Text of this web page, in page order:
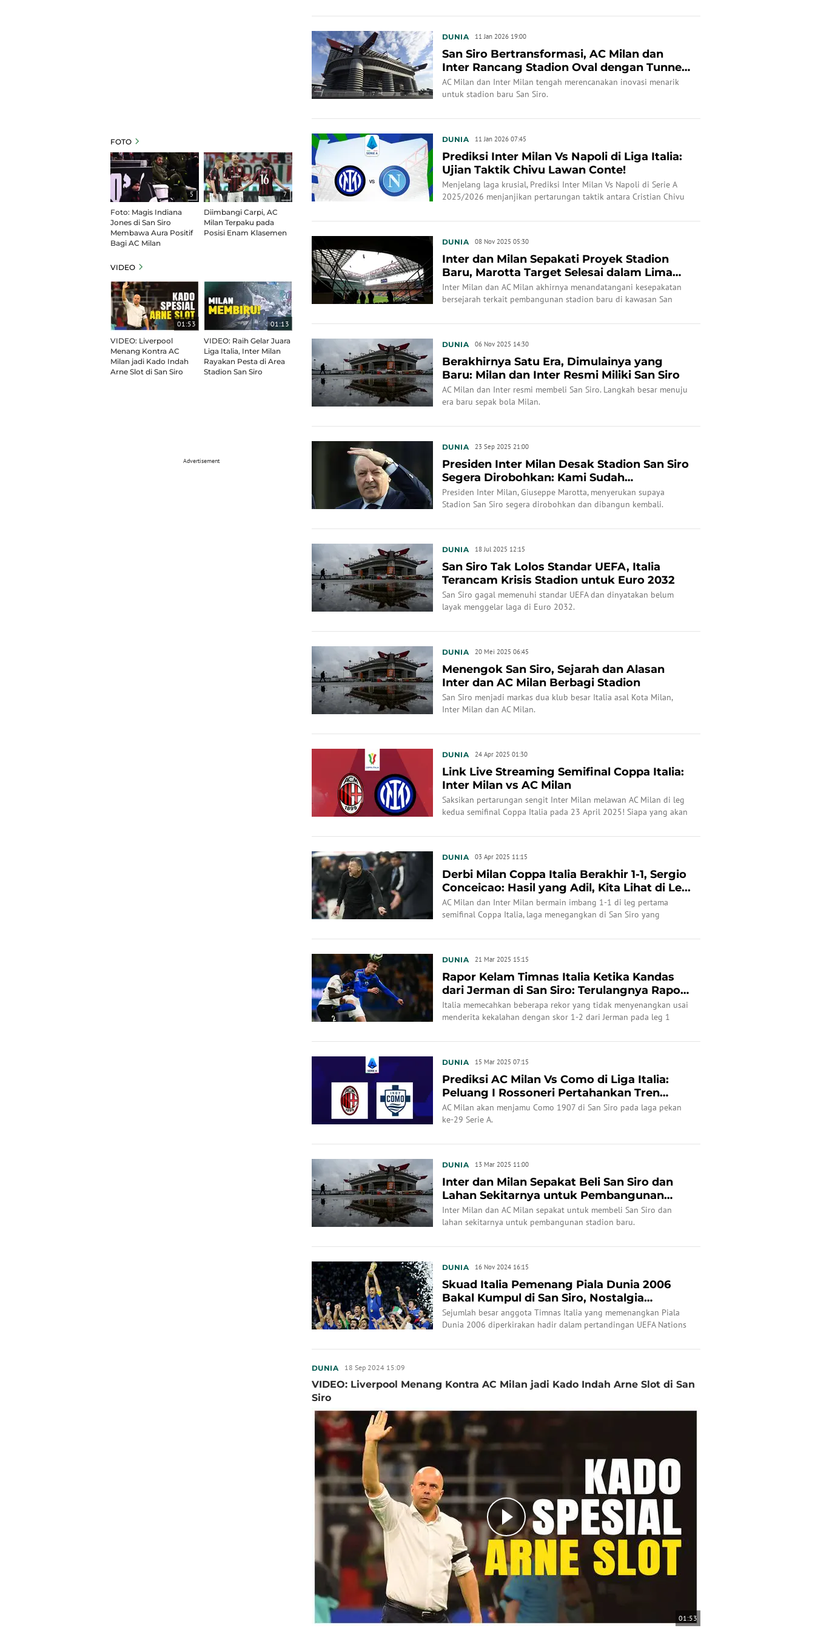
FOTO
5
Foto: Magis Indiana
Jones di San Siro
Membawa Aura Positif
Bagi AC Milan
7
Diimbangi Carpi, AC
Milan Terpaku pada
Posisi Enam Klasemen
VIDEO
01:53
VIDEO: Liverpool
Menang Kontra AC
Milan jadi Kado Indah
Arne Slot di San Siro
01:13
VIDEO: Raih Gelar Juara
Liga Italia, Inter Milan
Rayakan Pesta di Area
Stadion San Siro
Advertisement
DUNIA 11 Jan 2026 19:00
San Siro Bertransformasi, AC Milan dan
Inter Rancang Stadion Oval dengan Tunnel
Club ala M...
AC Milan dan Inter Milan tengah merencanakan inovasi menarik
untuk stadion baru San Siro.
DUNIA 11 Jan 2026 07:45
Prediksi Inter Milan Vs Napoli di Liga Italia:
Ujian Taktik Chivu Lawan Conte!
Menjelang laga krusial, Prediksi Inter Milan Vs Napoli di Serie A
2025/2026 menjanjikan pertarungan taktik antara Cristian Chivu
DUNIA 08 Nov 2025 05:30
Inter dan Milan Sepakati Proyek Stadion
Baru, Marotta Target Selesai dalam Lima
Tahun
Inter Milan dan AC Milan akhirnya menandatangani kesepakatan
bersejarah terkait pembangunan stadion baru di kawasan San
DUNIA 06 Nov 2025 14:30
Berakhirnya Satu Era, Dimulainya yang
Baru: Milan dan Inter Resmi Miliki San Siro
AC Milan dan Inter resmi membeli San Siro. Langkah besar menuju
era baru sepak bola Milan.
DUNIA 23 Sep 2025 21:00
Presiden Inter Milan Desak Stadion San Siro
Segera Dirobohkan: Kami Sudah
Ketinggalan Zama...
Presiden Inter Milan, Giuseppe Marotta, menyerukan supaya
Stadion San Siro segera dirobohkan dan dibangun kembali.
DUNIA 18 Jul 2025 12:15
San Siro Tak Lolos Standar UEFA, Italia
Terancam Krisis Stadion untuk Euro 2032
San Siro gagal memenuhi standar UEFA dan dinyatakan belum
layak menggelar laga di Euro 2032.
DUNIA 20 Mei 2025 06:45
Menengok San Siro, Sejarah dan Alasan
Inter dan AC Milan Berbagi Stadion
San Siro menjadi markas dua klub besar Italia asal Kota Milan,
Inter Milan dan AC Milan.
DUNIA 24 Apr 2025 01:30
Link Live Streaming Semifinal Coppa Italia:
Inter Milan vs AC Milan
Saksikan pertarungan sengit Inter Milan melawan AC Milan di leg
kedua semifinal Coppa Italia pada 23 April 2025! Siapa yang akan
DUNIA 03 Apr 2025 11:15
Derbi Milan Coppa Italia Berakhir 1-1, Sergio
Conceicao: Hasil yang Adil, Kita Lihat di Le...
AC Milan dan Inter Milan bermain imbang 1-1 di leg pertama
semifinal Coppa Italia, laga menegangkan di San Siro yang
DUNIA 21 Mar 2025 15:15
Rapor Kelam Timnas Italia Ketika Kandas
dari Jerman di San Siro: Terulangnya Rapor
Buruk 3...
Italia memecahkan beberapa rekor yang tidak menyenangkan usai
menderita kekalahan dengan skor 1-2 dari Jerman pada leg 1
hari WIB di Stadion San Siro.
DUNIA 15 Mar 2025 07:15
Prediksi AC Milan Vs Como di Liga Italia:
Peluang I Rossoneri Pertahankan Tren
Kemenangan
AC Milan akan menjamu Como 1907 di San Siro pada laga pekan
ke-29 Serie A.
DUNIA 13 Mar 2025 11:00
Inter dan Milan Sepakat Beli San Siro dan
Lahan Sekitarnya untuk Pembangunan
Stadion Baru
Inter Milan dan AC Milan sepakat untuk membeli San Siro dan
lahan sekitarnya untuk pembangunan stadion baru.
DUNIA 16 Nov 2024 16:15
Skuad Italia Pemenang Piala Dunia 2006
Bakal Kumpul di San Siro, Nostalgia
Ketemu Prancis,...
Sejumlah besar anggota Timnas Italia yang memenangkan Piala
Dunia 2006 diperkirakan hadir dalam pertandingan UEFA Nations
Senin dini hari WIB (18/11/2024).
DUNIA 18 Sep 2024 15:09
VIDEO: Liverpool Menang Kontra AC Milan jadi Kado Indah Arne Slot di San
Siro
01:53